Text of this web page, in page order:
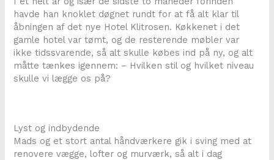
havde han knoklet døgnet rundt for at få alt klar til
åbningen af det nye Hotel Klitrosen. Køkkenet i det
gamle hotel var tømt, og de resterende møbler var
ikke tidssvarende, så alt skulle købes ind på ny, og alt
måtte tænkes igennem: – Hvilken stil og hvilket niveau
skulle vi lægge os på?
Lyst og indbydende
Mads og et stort antal håndværkere gik i sving med at
renovere vægge, lofter og murværk, så alt i dag